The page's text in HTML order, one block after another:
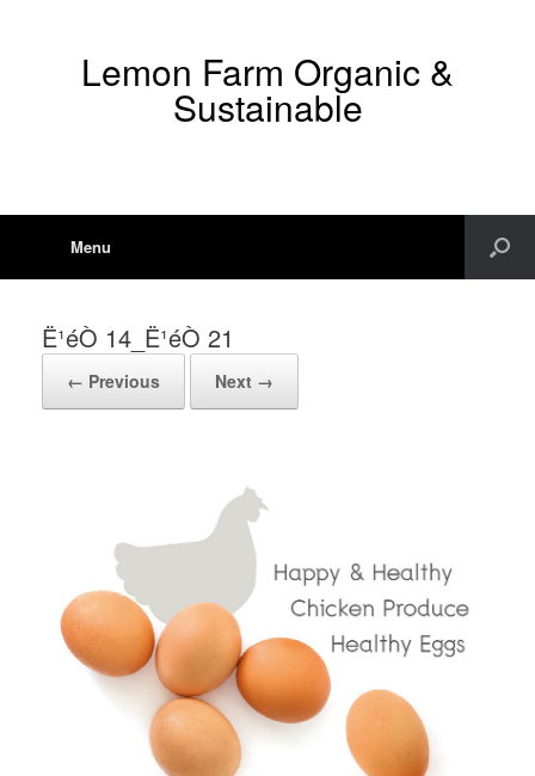
Lemon Farm Organic &
Sustainable
Menu
Ë¹éÒ 14_Ë¹éÒ 21
← Previous Next →